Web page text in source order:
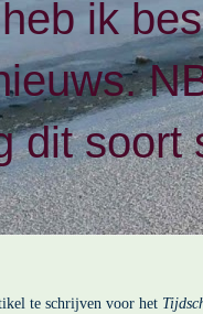
ik
dit soort
te schrijven voor het